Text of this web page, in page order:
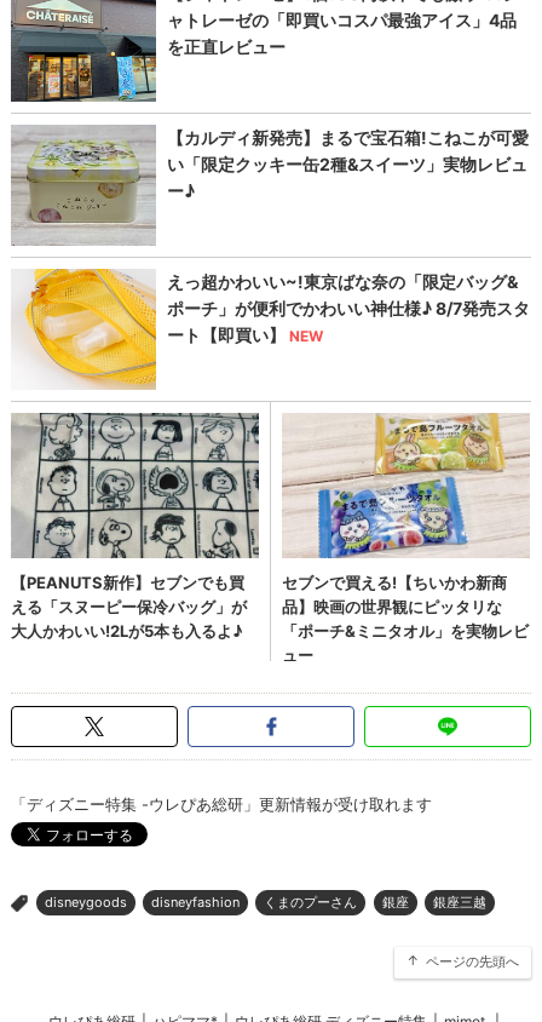
「ディズニー特集 -ウレぴあ総研」更新情報が受け取れます
> disneygoods disneyfashion くまのプーさん 銀座 銀座三越
ページの先頭へ